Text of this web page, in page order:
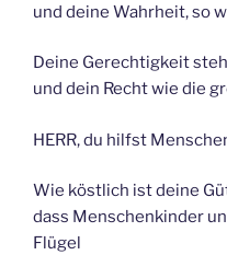
und deine Wahrheit, so
Deine Gerechtigkeit
und dein Recht wie die
HERR, du hilfst
Wie köstlich ist deine
dass Menschenkinder
Flügel